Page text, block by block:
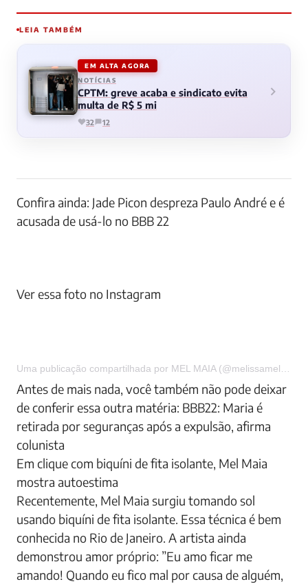
LEIA TAMBÉM
EM ALTA AGORA
NOTÍCIAS
CPTM: greve acaba e sindicato evita
multa de R$ 5 mi
32 12
Confira ainda: Jade Picon despreza Paulo André e é
acusada de usá-lo no BBB 22
Ver essa foto no Instagram
Antes de mais nada, você também não pode deixar
de conferir essa outra matéria: BBB22: Maria é
retirada por seguranças após a expulsão, afirma
colunista
Em clique com biquíni de fita isolante, Mel Maia
mostra autoestima
Recentemente, Mel Maia surgiu tomando sol
usando biquíni de fita isolante. Essa técnica é bem
conhecida no Rio de Janeiro. A artista ainda
demonstrou amor próprio: ”Eu amo ficar me
amando! Quando eu fico mal por causa de alguém,